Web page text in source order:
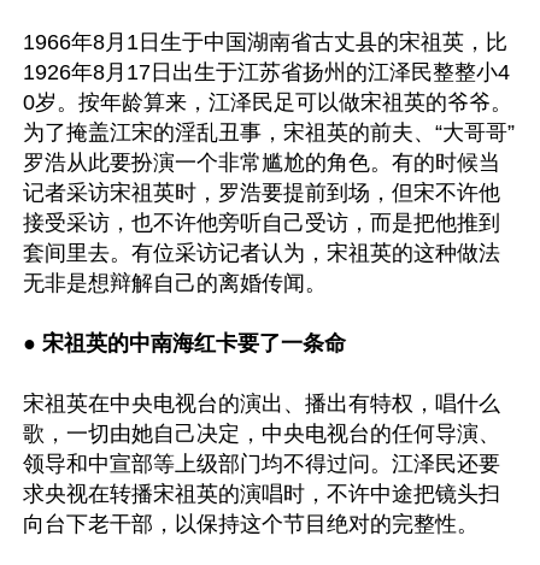
1966年8月1日生于中国湖南省古丈县的宋祖英，比
1926年8月17日出生于江苏省扬州的江泽民整整小4
0岁。按年龄算来，江泽民足可以做宋祖英的爷爷。
为了掩盖江宋的淫乱丑事，宋祖英的前夫、“大哥哥”
罗浩从此要扮演一个非常尴尬的角色。有的时候当
记者采访宋祖英时，罗浩要提前到场，但宋不许他
接受采访，也不许他旁听自己受访，而是把他推到
套间里去。有位采访记者认为，宋祖英的这种做法
无非是想辩解自己的离婚传闻。
● 宋祖英的中南海红卡要了一条命
宋祖英在中央电视台的演出、播出有特权，唱什么
歌，一切由她自己决定，中央电视台的任何导演、
领导和中宣部等上级部门均不得过问。江泽民还要
求央视在转播宋祖英的演唱时，不许中途把镜头扫
向台下老干部，以保持这个节目绝对的完整性。